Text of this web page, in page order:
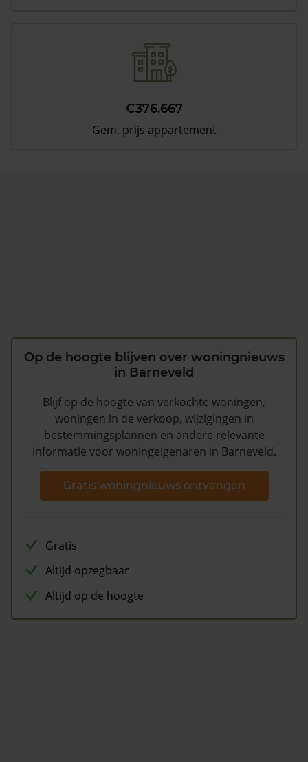
€376.667
Gem. prijs appartement
Op de hoogte blijven over woningnieuws
in Barneveld
Blijf op de hoogte van verkochte woningen,
woningen in de verkoop, wijzigingen in
bestemmingsplannen en andere relevante
informatie voor woningeigenaren in Barneveld.
Gratis woningnieuws ontvangen
Gratis
Altijd opzegbaar
Altijd op de hoogte